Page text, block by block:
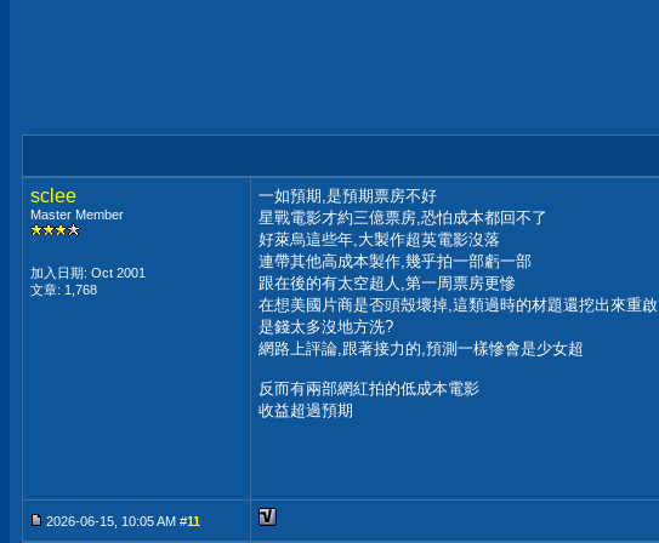
sclee
Master Member
加入日期: Oct 2001
文章: 1,768
一如預期,是預期票房不好
星戰電影才約三億票房,恐怕成本都回不了
好萊烏這些年,大製作超英電影沒落
連帶其他高成本製作,幾乎拍一部虧一部
跟在後的有太空超人,第一周票房更慘
在想美國片商是否頭殼壞掉,這類過時的材題還挖出來重啟
是錢太多沒地方洗?
網路上評論,跟著接力的,預測一樣慘會是少女超
反而有兩部網紅拍的低成本電影
收益超過預期
2026-06-15, 10:05 AM #11